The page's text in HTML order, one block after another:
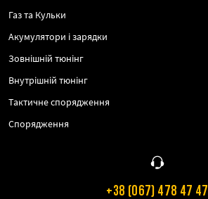
Газ та Кульки
Акумулятори і зарядки
Зовнішній тюнінг
Внутрішній тюнінг
Тактичне спорядження
Спорядження
+38 (067) 478 47 47